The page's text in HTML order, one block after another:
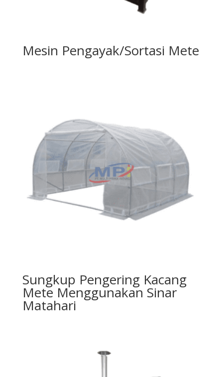
Mesin Pengayak/Sortasi Mete
Sungkup Pengering Kacang
Mete Menggunakan Sinar
Matahari